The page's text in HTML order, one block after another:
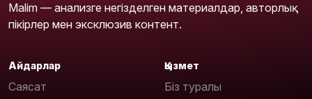
Malim — анализге негізделген материалдар, авторлық
пікірлер мен эксклюзив контент.
Айдарлар
Саясат
Қызмет
Біз туралы